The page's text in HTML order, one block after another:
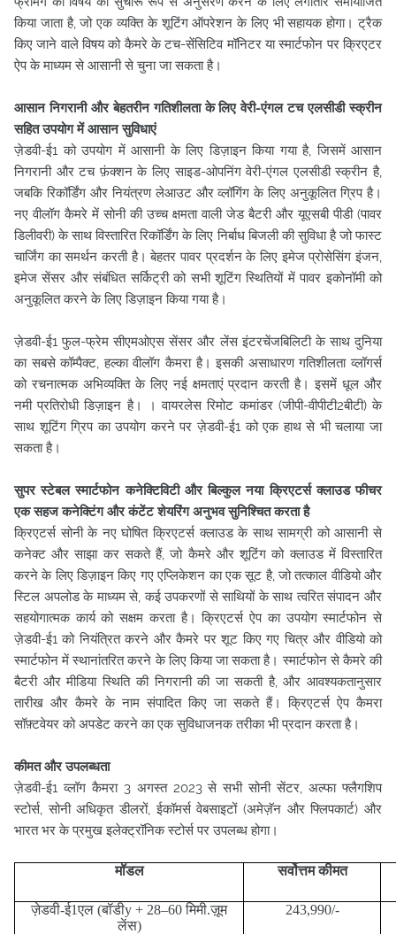
किया जाता है, जो एक व्यक्ति के शूटिंग ऑपरेशन के लिए भी सहायक होगा। ट्रैक
किए जाने वाले विषय को कैमरे के टच-सेंसिटिव मॉनिटर या स्मार्टफोन पर क्रिएटर
ऐप के माध्यम से आसानी से चुना जा सकता है।
आसान निगरानी और बेहतरीन गतिशीलता के लिए वेरी-एंगल टच एलसीडी स्क्रीन
सहित उपयोग में आसान सुविधाएं
ज़ेडवी-ई1 को उपयोग में आसानी के लिए डिज़ाइन किया गया है, जिसमें आसान
निगरानी और टच फ़ंक्शन के लिए साइड-ओपनिंग वेरी-एंगल एलसीडी स्क्रीन है,
जबकि रिकॉर्डिंग और नियंत्रण लेआउट और व्लॉगिंग के लिए अनुकूलित ग्रिप है।
नए वीलॉग कैमरे में सोनी की उच्च क्षमता वाली जेड बैटरी और यूएसबी पीडी (पावर
डिलीवरी) के साथ विस्तारित रिकॉर्डिंग के लिए निर्बाध बिजली की सुविधा है जो फास्ट
चार्जिंग का समर्थन करती है। बेहतर पावर प्रदर्शन के लिए इमेज प्रोसेसिंग इंजन,
इमेज सेंसर और संबंधित सर्किट्री को सभी शूटिंग स्थितियों में पावर इकोनॉमी को
अनुकूलित करने के लिए डिज़ाइन किया गया है।
ज़ेडवी-ई1 फुल-फ्रेम सीएमओएस सेंसर और लेंस इंटरचेंजबिलिटी के साथ दुनिया
का सबसे कॉम्पैक्ट, हल्का वीलॉग कैमरा है। इसकी असाधारण गतिशीलता व्लॉगर्स
को रचनात्मक अभिव्यक्ति के लिए नई क्षमताएं प्रदान करती है। इसमें धूल और
नमी प्रतिरोधी डिज़ाइन है। । वायरलेस रिमोट कमांडर (जीपी-वीपीटी2बीटी) के
साथ शूटिंग ग्रिप का उपयोग करने पर ज़ेडवी-ई1 को एक हाथ से भी चलाया जा
सकता है।
सुपर स्टेबल स्मार्टफोन कनेक्टिविटी और बिल्कुल नया क्रिएटर्स क्लाउड फीचर
एक सहज कनेक्टिंग और कंटेंट शेयरिंग अनुभव सुनिश्चित करता है
क्रिएटर्स सोनी के नए घोषित क्रिएटर्स क्लाउड के साथ सामग्री को आसानी से
कनेक्ट और साझा कर सकते हैं, जो कैमरे और शूटिंग को क्लाउड में विस्तारित
करने के लिए डिज़ाइन किए गए एप्लिकेशन का एक सूट है, जो तत्काल वीडियो और
स्टिल अपलोड के माध्यम से, कई उपकरणों से साथियों के साथ त्वरित संपादन और
सहयोगात्मक कार्य को सक्षम करता है। क्रिएटर्स ऐप का उपयोग स्मार्टफोन से
ज़ेडवी-ई1 को नियंत्रित करने और कैमरे पर शूट किए गए चित्र और वीडियो को
स्मार्टफोन में स्थानांतरित करने के लिए किया जा सकता है। स्मार्टफोन से कैमरे की
बैटरी और मीडिया स्थिति की निगरानी की जा सकती है, और आवश्यकतानुसार
तारीख और कैमरे के नाम संपादित किए जा सकते हैं। क्रिएटर्स ऐप कैमरा
सॉफ़्टवेयर को अपडेट करने का एक सुविधाजनक तरीका भी प्रदान करता है।
कीमत और उपलब्धता
ज़ेडवी-ई1 व्लॉग कैमरा 3 अगस्त 2023 से सभी सोनी सेंटर, अल्फा फ्लैगशिप
स्टोर्स, सोनी अधिकृत डीलरों, ईकॉमर्स वेबसाइटों (अमेज़ॅन और फ्लिपकार्ट) और
भारत भर के प्रमुख इलेक्ट्रॉनिक स्टोर्स पर उपलब्ध होगा।
मॉडल सर्वोत्तम कीमत
ज़ेडवी-ई1एल (बॉडीy + 28–60मिमी.ज़ूम
लेंस)
243,990/-